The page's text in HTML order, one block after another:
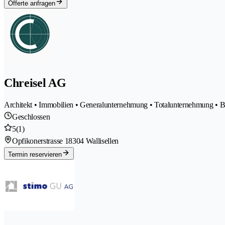
Offerte anfragen
Chreisel AG
Architekt • Immobilien • Generalunternehmung • Totalunternehmung •
Geschlossen
5(1)
Opfikonerstrasse 18304 Wallisellen
Termin reservieren